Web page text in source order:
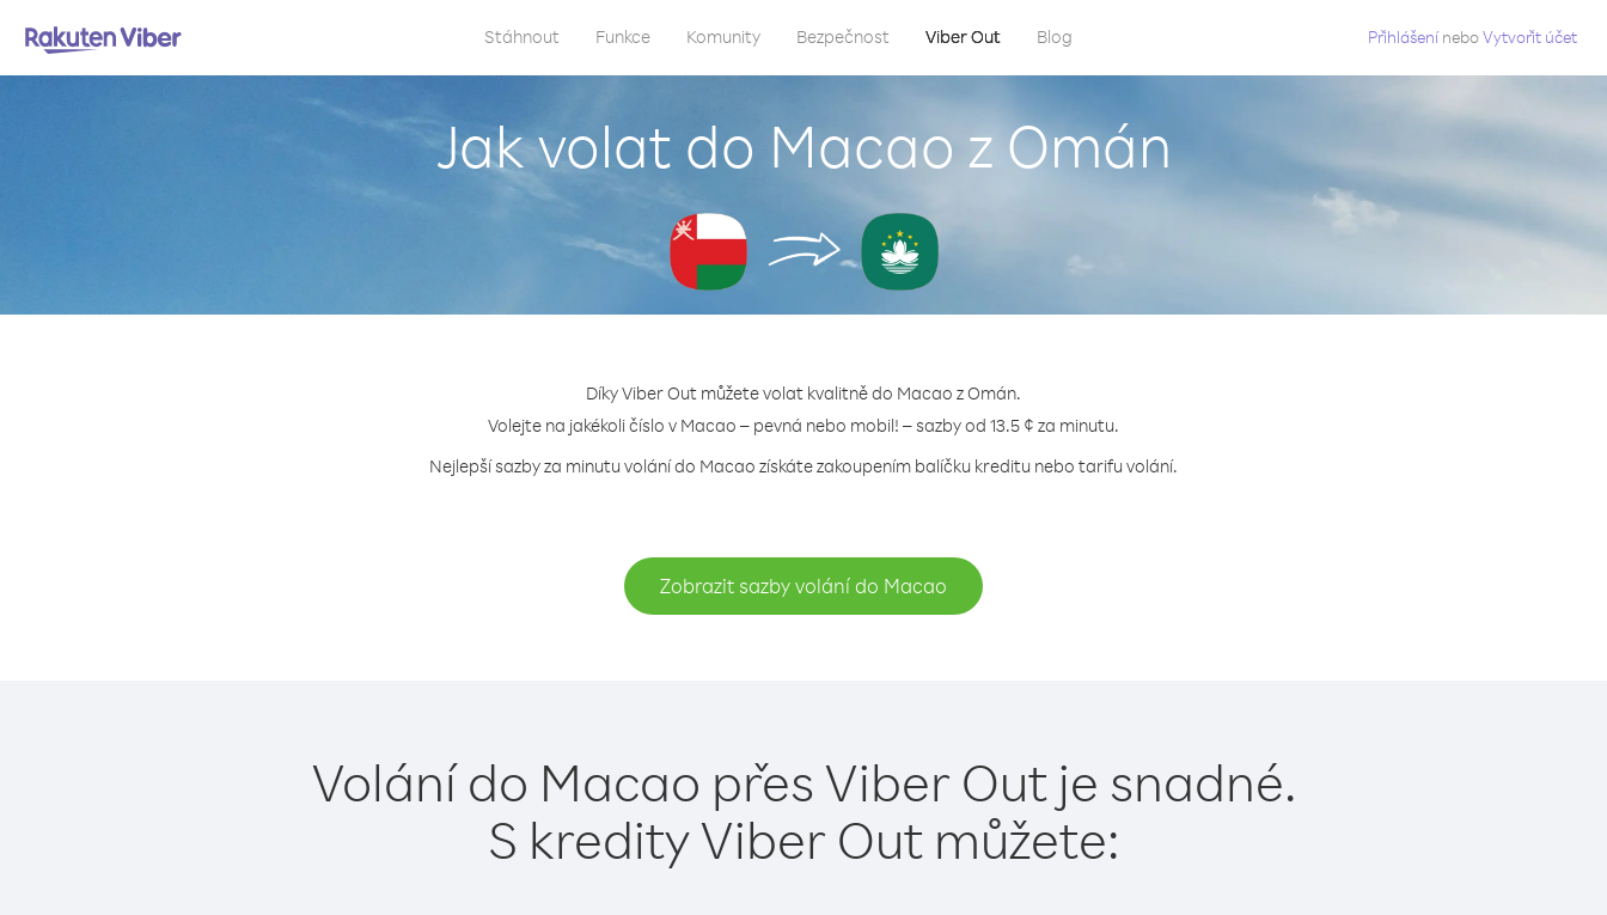
Stáhnout Funkce Komunity Bezpečnost Viber Out Blog Přihlášení neboVytvořit účet
Jak volat do Macao z Omán
Díky Viber Out můžete volat kvalitně do Macao z Omán.
Volejte na jakékoli číslo v Macao – pevná nebo mobil! – sazby od 13.5 ¢ za minutu.
Nejlepší sazby za minutu volání do Macao získáte zakoupením balíčku kreditu nebo tarifu volání.
Zobrazit sazby volání do Macao
Volání do Macao přes Viber Out je snadné.
S kredity Viber Out můžete: